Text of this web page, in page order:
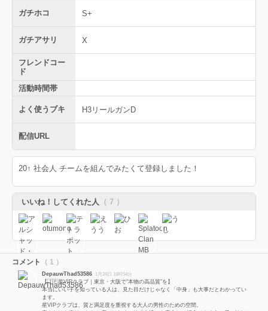
ガチホコ S+
ガチアサリ X
フレンドコー
ド
活動時間帯
よく使うブキ H3リールガンD
配信URL
20↑ 社会人 チームを組んでみたくて登録しました！
いいね！してくれた人 （ 7 ）
コメント （ 1 ）
DepauwThad53586 1月24日 16時54分
【🇯🇵星VIPクラブ｜東京・大阪で“本物の高品質”を】
本当にいい子を知っている人は、見た目だけじゃなく「中身」も大事だとわかってい
ます。
星VIPクラブは、質と満足度を重視する大人の男性のための空間。